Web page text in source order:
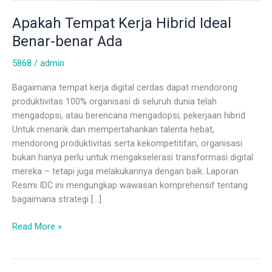
Apakah Tempat Kerja Hibrid Ideal
Benar-benar Ada
5868 / admin
Bagaimana tempat kerja digital cerdas dapat mendorong
produktivitas 100% organisasi di seluruh dunia telah
mengadopsi, atau berencana mengadopsi, pekerjaan hibrid.
Untuk menarik dan mempertahankan talenta hebat,
mendorong produktivitas serta kekompetitifan, organisasi
bukan hanya perlu untuk mengakselerasi transformasi digital
mereka – tetapi juga melakukannya dengan baik. Laporan
Resmi IDC ini mengungkap wawasan komprehensif tentang
bagaimana strategi […]
Read More »